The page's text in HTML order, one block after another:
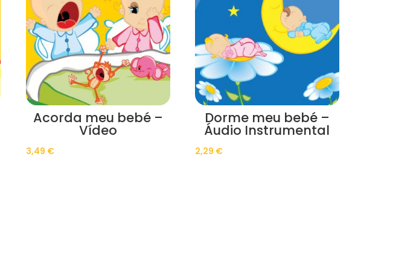
Acorda meu bebé –
Vídeo
3,49 €
Dorme meu bebé –
Áudio Instrumental
2,29 €